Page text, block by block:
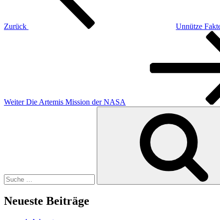
Zurück
Unnütze
Weiter Die Artemis Mission der NASA
Neueste Beiträge